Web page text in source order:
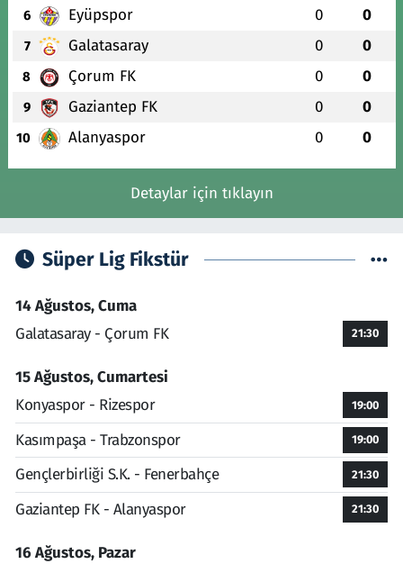
6 Eyüpspor 0 0
7 Galatasaray 0 0
8 Çorum FK 0 0
9 Gaziantep FK 0 0
10 Alanyaspor 0 0
Detaylar için tıklayın
Süper Lig Fikstür
14 Ağustos, Cuma
Galatasaray - Çorum FK
21:30
15 Ağustos, Cumartesi
Konyaspor - Rizespor
19:00
Kasımpaşa - Trabzonspor 19:00
Gençlerbirliği S.K. - Fenerbahçe 21:30
Gaziantep FK - Alanyaspor 21:30
16 Ağustos, Pazar